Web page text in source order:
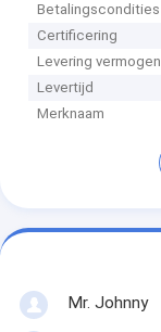
Betalingscondities
Certificering
Levering vermogen
Levertijd
Merknaam
Mr. Johnny